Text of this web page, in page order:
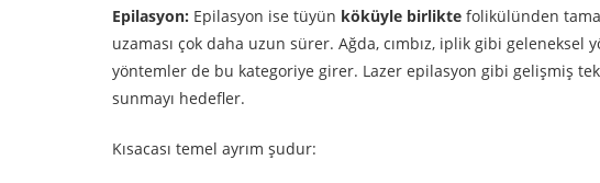
Epilasyon: Epilasyon ise tüyün köküyle birlikte folikülünden
uzaması çok daha uzun sürer. Ağda, cımbız, iplik gibi geleneksel
yöntemler de bu kategoriye girer. Lazer epilasyon gibi gelişmiş
sunmayı hedefler.
Kısacası temel ayrım şudur: